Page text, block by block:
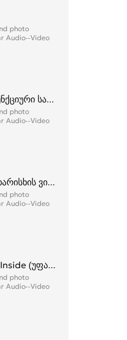
photo
Audio--Video
სარკე მონიტორი
photo
Audio--Video
ვიდეო
photo
Audio--Video
(უფასო მიწოდებით)
photo
Audio--Video